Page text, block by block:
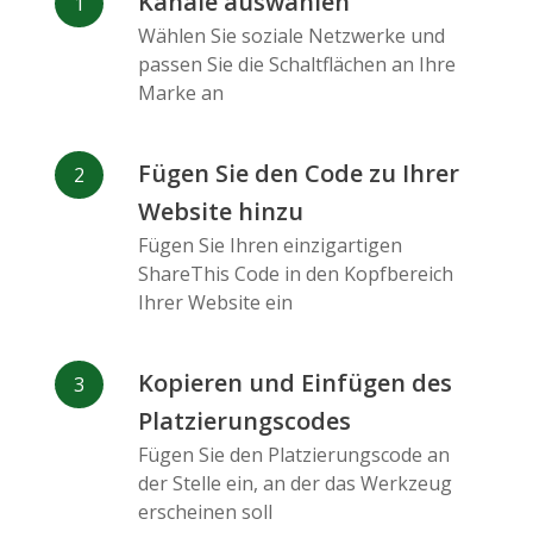
Flickr Gitlab
Maps
Snapchat Wechat Reddit
Wählen Sie soziale Netzwerke und
passen Sie die Schaltflächen an Ihre
Marke an
Fügen Sie den Code zu Ihrer
Website hinzu
Fügen Sie Ihren einzigartigen
ShareThis Code in den Kopfbereich
Ihrer Website ein
Kopieren und Einfügen des
Platzierungscodes
Fügen Sie den Platzierungscode an
der Stelle ein, an der das Werkzeug
erscheinen soll